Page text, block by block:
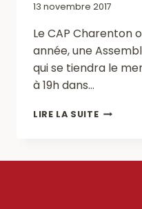
13 novembre 2017
Le CAP Charenton
année, une
qui se tiendra le
à 19h dans…
LIRE LA SUITE